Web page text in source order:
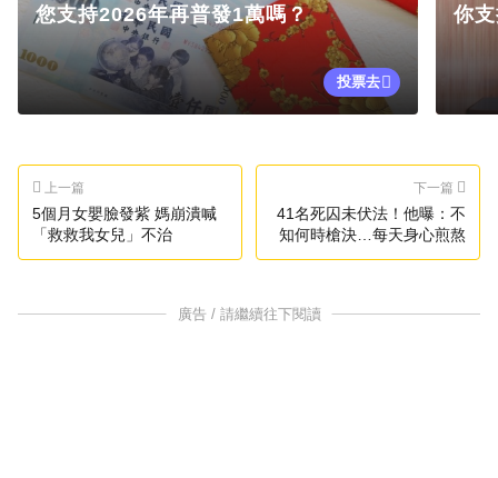
您支持2026年再普發1萬嗎？
投票去
你
上一篇
5個月女嬰臉發紫 媽崩潰喊
「救救我女兒」不治
下一篇
41名死囚未伏法！他曝：不
知何時槍決…每天身心煎熬
廣告 / 請繼續往下閱讀